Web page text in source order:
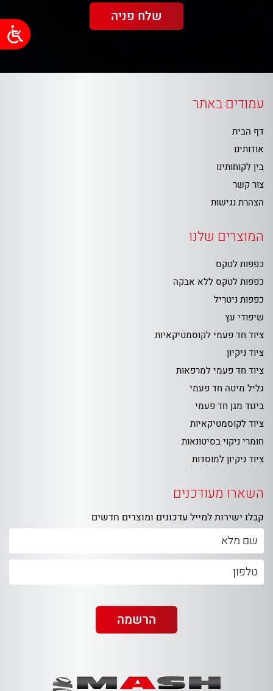
עמודים באתר
דף הבית
אודותינו
בין לקוחותינו
צור קשר
הצהרת נגישות
המוצרים שלנו
כפפות לטקס
כפפות לטקס ללא אבקה
כפפות ניטריל
שיפודי עץ
ציוד חד פעמי לקוסמטיקאיות
ציוד ניקיון
ציוד חד פעמי למרפאות
גליל מיטה חד פעמי
ביגוד מגן חד פעמי
ציוד לקוסמטיקאיות
חומרי ניקוי בסיטונאות
ציוד ניקיון למוסדות
השארו מעודכנים
קבלו ישירות למייל עדכונים ומוצרים חדשים